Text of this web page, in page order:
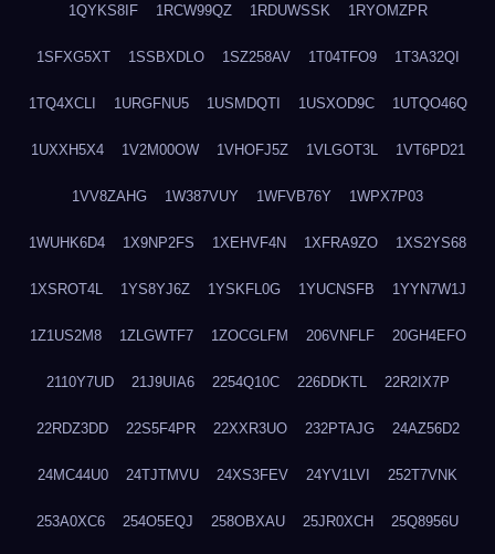
1QYKS8IF 1RCW99QZ 1RDUWSSK 1RYOMZPR
1SFXG5XT 1SSBXDLO 1SZ258AV 1T04TFO9 1T3A32QI
1TQ4XCLI 1URGFNU5 1USMDQTI 1USXOD9C 1UTQO46Q
1UXXH5X4 1V2M00OW 1VHOFJ5Z 1VLGOT3L 1VT6PD21
1VV8ZAHG 1W387VUY 1WFVB76Y 1WPX7P03
1WUHK6D4 1X9NP2FS 1XEHVF4N 1XFRA9ZO 1XS2YS68
1XSROT4L 1YS8YJ6Z 1YSKFL0G 1YUCNSFB 1YYN7W1J
1Z1US2M8 1ZLGWTF7 1ZOCGLFM 206VNFLF 20GH4EFO
2110Y7UD 21J9UIA6 2254Q10C 226DDKTL 22R2IX7P
22RDZ3DD 22S5F4PR 22XXR3UO 232PTAJG 24AZ56D2
24MC44U0 24TJTMVU 24XS3FEV 24YV1LVI 252T7VNK
253A0XC6 254O5EQJ 258OBXAU 25JR0XCH 25Q8956U